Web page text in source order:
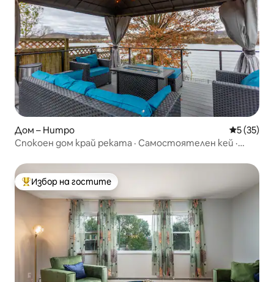
Дом – Нитро Средна
5 (35)
Спокоен дом край реката · Самостоятелен кей ·
Най-популярен избор на гостите
Избор на гостите